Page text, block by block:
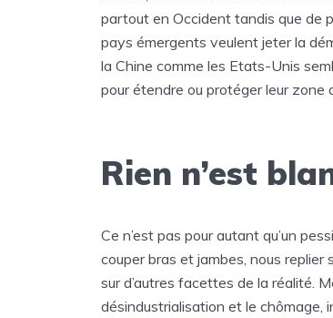
partout en Occident tandis que de
pays émergents veulent jeter la
la Chine comme les Etats-Unis
pour étendre ou protéger leur zone
Rien n’est
Ce n’est pas pour autant qu’un
couper bras et jambes, nous replier
sur d’autres facettes de la réalité.
désindustrialisation et le chômage,